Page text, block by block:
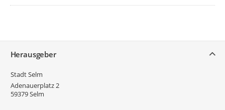
Herausgeber
Stadt Selm
Adenauerplatz 2
59379Selm